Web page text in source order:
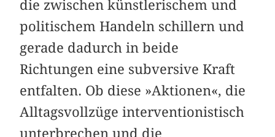
die zwischen künstlerischem und
politischem Handeln schillern und
gerade dadurch in beide
Richtungen eine subversive Kraft
entfalten. Ob diese »Aktionen«, die
Alltagsvollzüge interventionistisch
unterbrechen und die